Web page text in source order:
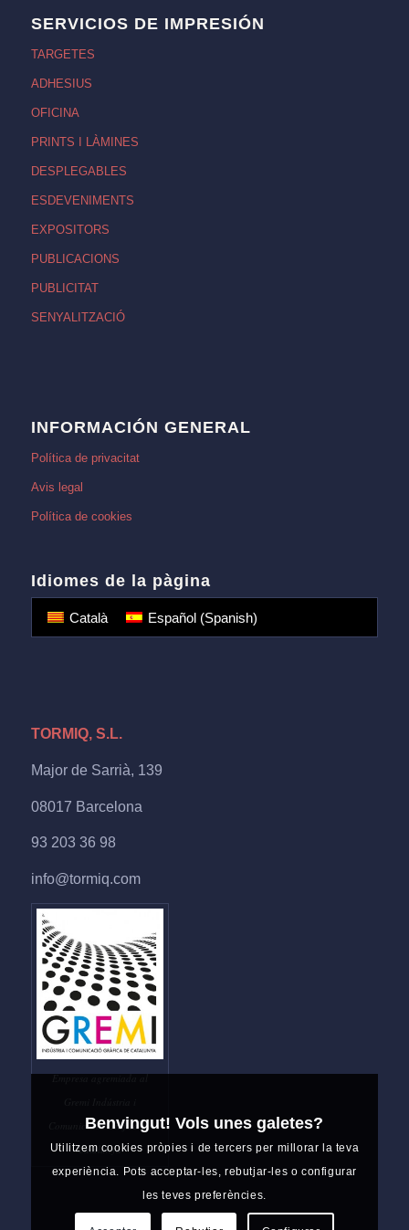
SERVICIOS DE IMPRESIÓN
TARGETES
ADHESIUS
OFICINA
PRINTS I LÀMINES
DESPLEGABLES
ESDEVENIMENTS
EXPOSITORS
PUBLICACIONS
PUBLICITAT
SENYALITZACIÓ
INFORMACIÓN GENERAL
Política de privacitat
Avis legal
Política de cookies
Idiomes de la pàgina
Català Español(Spanish)
TORMIQ, S.L.
Major de Sarrià, 139
08017 Barcelona
93 203 36 98
info@tormiq.com
Empresa agremiada al
Comunicació Gràfica de
Catalunya
Benvingut! Vols unes galetes?
Utilitzem cookies pròpies i de tercers per millorar la teva
experiència. Pots acceptar-les, rebutjar-les o configurar
les teves preferències.